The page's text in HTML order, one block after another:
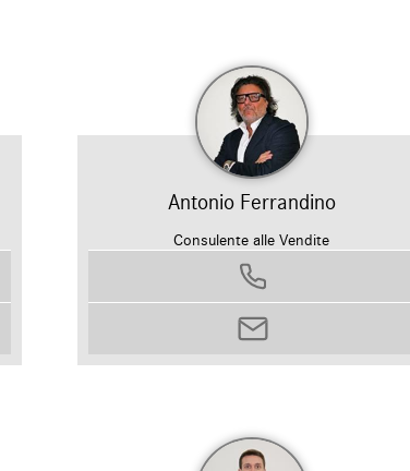
Antonio Ferrandino
Consulente alle Vendite
0458799311
antonio.ferrandino@autosilver.it